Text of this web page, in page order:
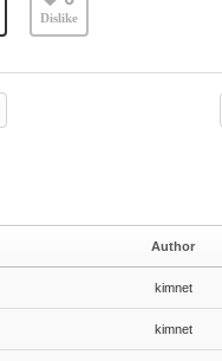
Dislike
Author
kimnet
kimnet